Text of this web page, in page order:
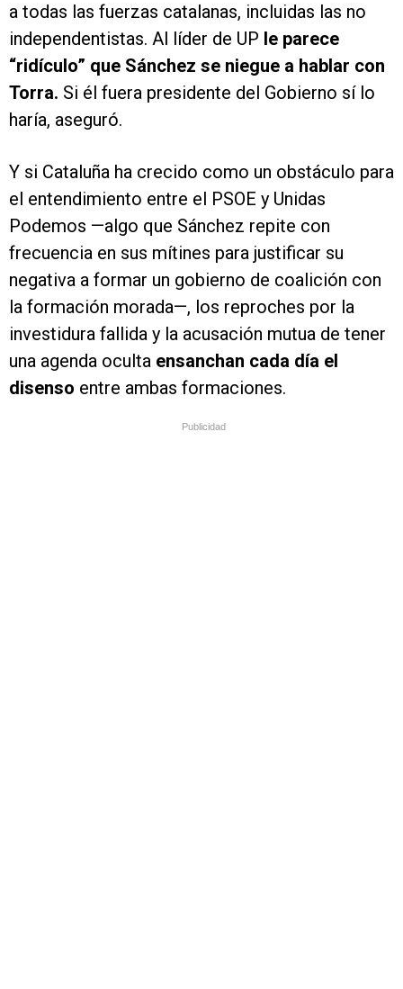
a todas las fuerzas catalanas, incluidas las no
independentistas. Al líder de UP le parece
“ridículo” que Sánchez se niegue a hablar con
Torra. Si él fuera presidente del Gobierno sí lo
haría, aseguró.
Y si Cataluña ha crecido como un obstáculo para
el entendimiento entre el PSOE y Unidas
Podemos —algo que Sánchez repite con
frecuencia en sus mítines para justificar su
negativa a formar un gobierno de coalición con
la formación morada—, los reproches por la
investidura fallida y la acusación mutua de tener
una agenda oculta ensanchan cada día el
disenso entre ambas formaciones.
Publicidad